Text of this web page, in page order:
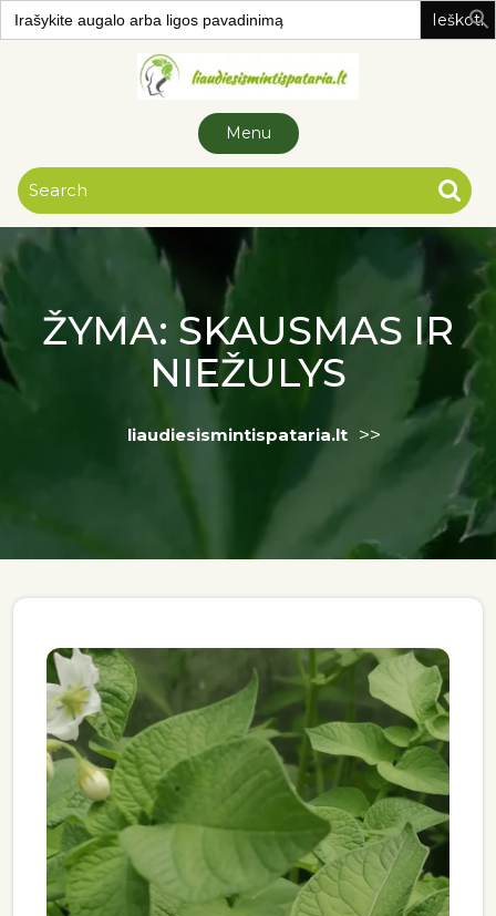
Search
for:Skip to
Menu
ŽYMA: SKAUSMAS IR
NIEŽULYS
liaudiesismintispataria.lt >>